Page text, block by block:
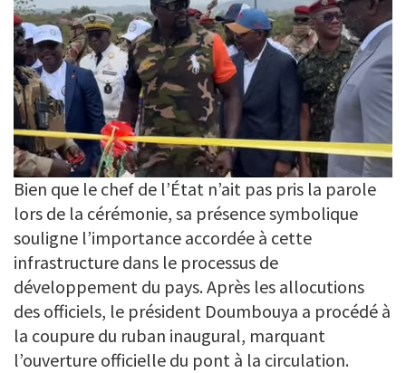
Bien que le chef de l’État n’ait pas pris la parole
lors de la cérémonie, sa présence symbolique
souligne l’importance accordée à cette
infrastructure dans le processus de
développement du pays. Après les allocutions
des officiels, le président Doumbouya a procédé à
la coupure du ruban inaugural, marquant
l’ouverture officielle du pont à la circulation.